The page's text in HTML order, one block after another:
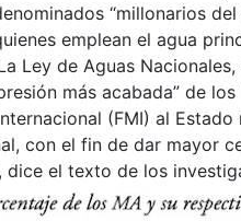
“millonarios
emplean el agua
Ley de Aguas
más acabada” de
(FMI) al
con el fin de dar mayor
dice el texto de los